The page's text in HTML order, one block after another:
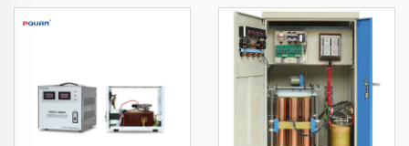
kW, 30 kW, 45 kW,
50/60 Hz, 220 V, 440 V
Embutido para Bomba
Solar, Inversor para
Compressor em
Sistemas de Irrigação
Agrícola